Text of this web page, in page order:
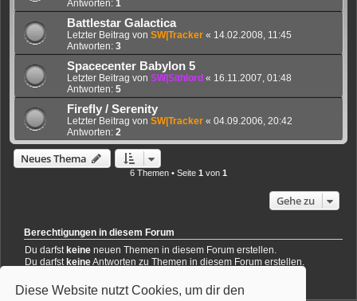
Diese Website nutzt Cookies, um dir den
Antworten: 1
Battlestar Galactica
Letzter Beitrag von SW|Tracker « 14.02.2008, 11:45
Antworten: 3
Spacecenter Babylon 5
Letzter Beitrag von SW|Sithlord « 16.11.2007, 01:48
Antworten: 5
Firefly / Serenity
Letzter Beitrag von SW|Tracker « 04.09.2006, 20:42
Antworten: 2
Neues Thema
6 Themen • Seite 1 von 1
Gehe zu
Berechtigungen in diesem Forum
Du darfst keine neuen Themen in diesem Forum erstellen.
Du darfst keineAntworten zu Themen in diesem Forum erstellen.
Du darfst deine Beiträge in diesem Forumnichtlöschen.
Du darfstkeineDateianhänge in diesem Forum erstellen.